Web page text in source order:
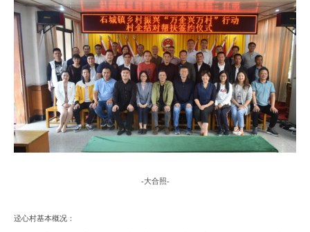
-大合照-
迳心村基本概况：